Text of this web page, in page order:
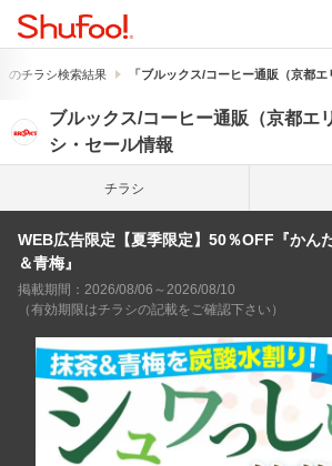
のチラシ検索結果 「ブルックス/コーヒー通販（京都
ブルックス/コーヒー通販（京都エ
シ・セール情報
チラシ
WEB広告限定【夏季限定】50％OFF『かん
＆青梅』
掲載期間：2026/08/06～2026/08/10
（有効期限はチラシの記載をご確認下さい）